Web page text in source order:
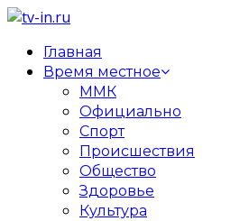
Главная
Время местное
ММК
Официально
Спорт
Происшествия
Общество
Здоровье
Культура